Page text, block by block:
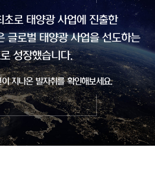
로 태양광 사업에 진출한
글로벌 태양광 사업을 선도하는
성장했습니다.
지나온 발자취를 확인해보세요.